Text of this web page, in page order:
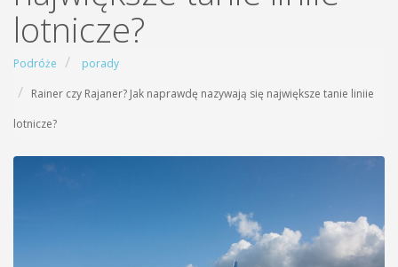
lotnicze?
Podróże
porady
Rainer czy Rajaner? Jak naprawdę nazywają się największe tanie liniie
lotnicze?